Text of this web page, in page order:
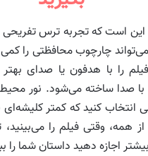
است که تجربه ترس تفریحی
چارچوب محافظتی را
را با هدفون یا صدای
صدا ساخته می‌شود. نور محیط
انتخاب کنید که کمتر
همه، وقتی فیلم را
اجازه دهید داستان شما را